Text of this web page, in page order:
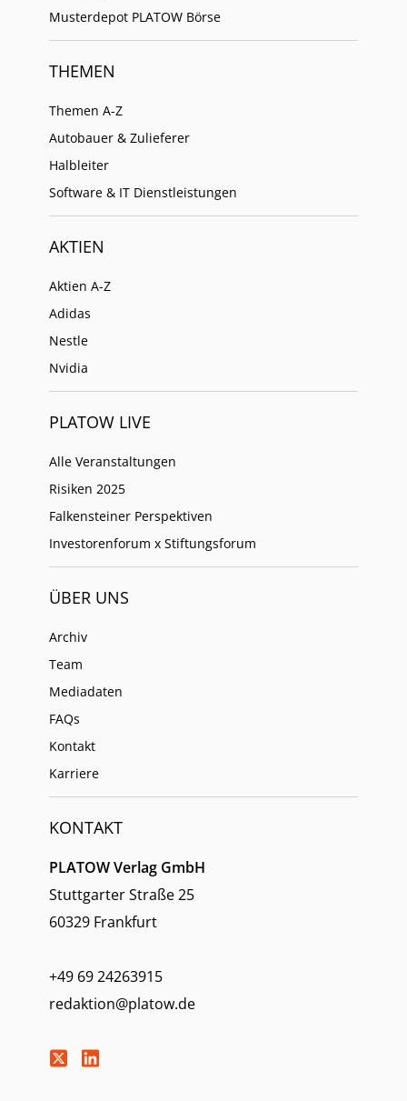
Musterdepot PLATOW Börse
THEMEN
Themen A-Z
Autobauer & Zulieferer
Halbleiter
Software & IT Dienstleistungen
AKTIEN
Aktien A-Z
Adidas
Nestle
Nvidia
PLATOW LIVE
Alle Veranstaltungen
Risiken 2025
Falkensteiner Perspektiven
Investorenforum x Stiftungsforum
ÜBER UNS
Archiv
Team
Mediadaten
FAQs
Kontakt
Karriere
KONTAKT
PLATOW Verlag GmbH
Stuttgarter Straße 25
60329 Frankfurt
+49 69 24263915
redaktion@platow.de